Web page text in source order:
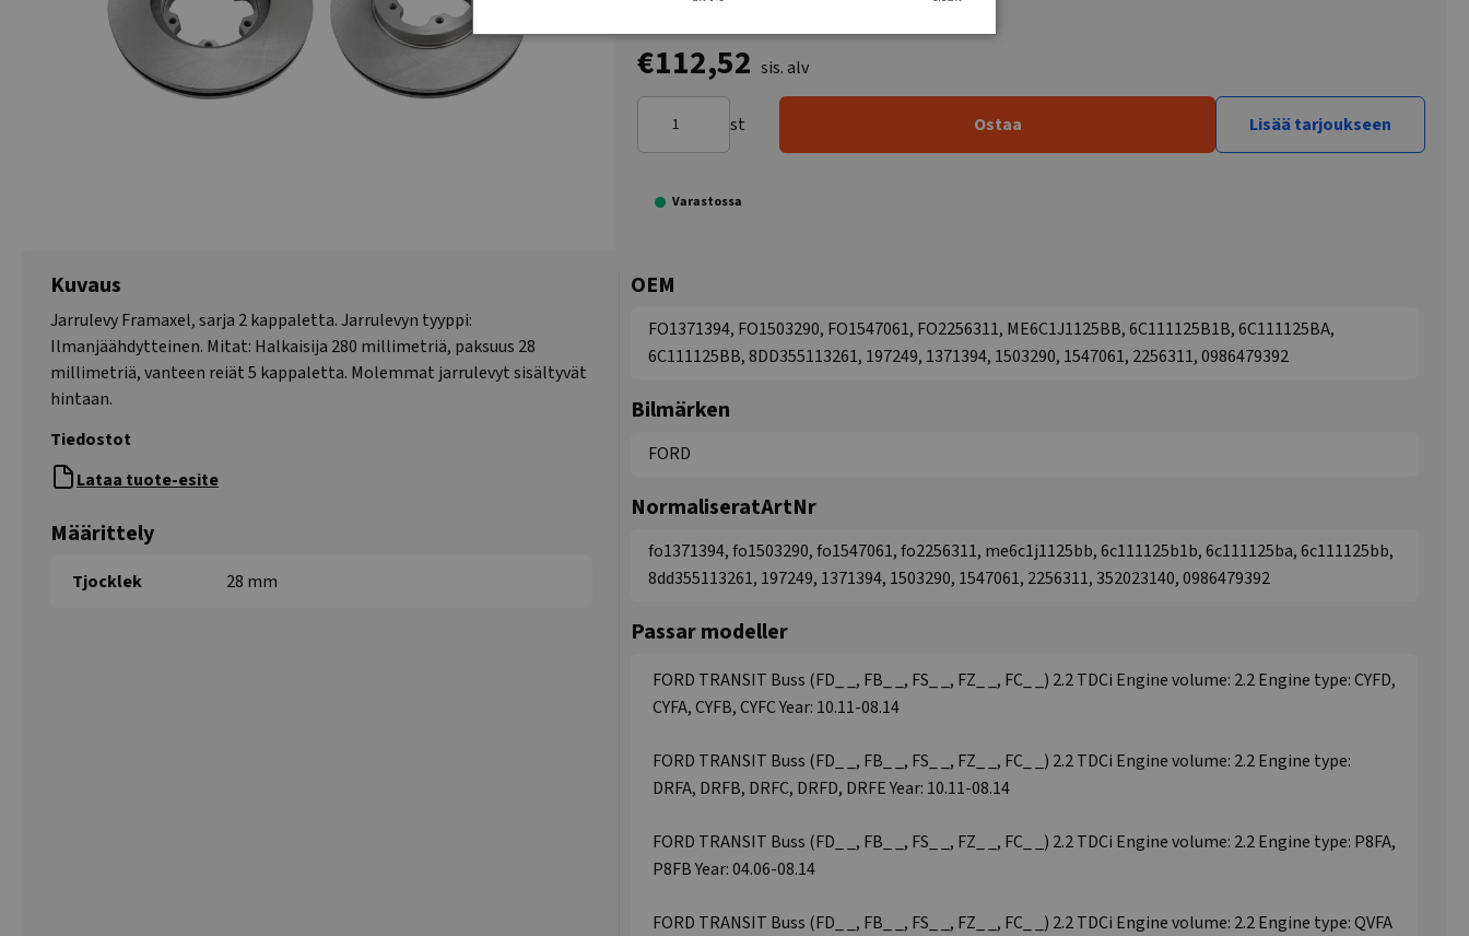
€112,52 sis. alv
st Ostaa Lisää tarjoukseen
Varastossa
Kuvaus
Jarrulevy Framaxel, sarja 2 kappaletta. Jarrulevyn tyyppi:
Ilmanjäähdytteinen. Mitat: Halkaisija 280 millimetriä, paksuus 28
millimetriä, vanteen reiät 5 kappaletta. Molemmat jarrulevyt sisältyvät
hintaan.
Tiedostot
Lataa tuote-esite
Määrittely
Tjocklek 28 mm
OEM
FO1371394, FO1503290, FO1547061, FO2256311, ME6C1J1125BB, 6C111125B1B, 6C111125BA,
6C111125BB, 8DD355113261, 197249, 1371394, 1503290, 1547061, 2256311, 0986479392
Bilmärken
FORD
NormaliseratArtNr
fo1371394, fo1503290, fo1547061, fo2256311, me6c1j1125bb, 6c111125b1b, 6c111125ba, 6c111125bb,
8dd355113261, 197249, 1371394, 1503290, 1547061, 2256311, 352023140, 0986479392
Passar modeller
FORD TRANSIT Buss (FD_ _, FB_ _, FS_ _, FZ_ _, FC_ _) 2.2 TDCi Engine volume: 2.2 Engine type: CYFD,
CYFA, CYFB, CYFC Year: 10.11-08.14
FORD TRANSIT Buss (FD_ _, FB_ _, FS_ _, FZ_ _, FC_ _) 2.2 TDCi Engine volume: 2.2 Engine type:
DRFA, DRFB, DRFC, DRFD, DRFE Year: 10.11-08.14
FORD TRANSIT Buss (FD_ _, FB_ _, FS_ _, FZ_ _, FC_ _) 2.2 TDCi Engine volume: 2.2 Engine type: P8FA,
P8FB Year: 04.06-08.14
FORD TRANSIT Buss (FD_ _, FB_ _, FS_ _, FZ_ _, FC_ _) 2.2 TDCi Engine volume: 2.2 Engine type: QVFA